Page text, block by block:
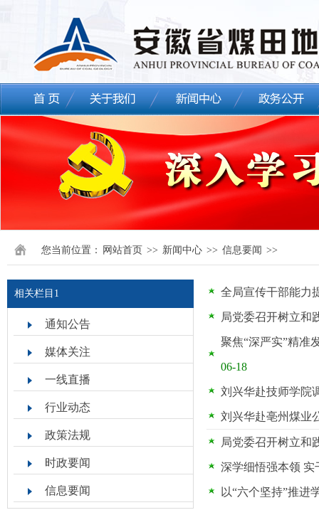
您当前位置： 网站首页 >> 新闻中心 >> 信息要闻 >>
相关栏目1
通知公告
媒体关注
一线直播
行业动态
政策法规
时政要闻
信息要闻
全局宣传干部能力
局党委召开树立和
聚焦“深严实”精准
06-18
刘兴华赴技师学院
刘兴华赴亳州煤业
局党委召开树立和
深学细悟强本领 实
以“六个坚持”推进